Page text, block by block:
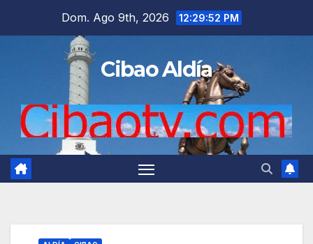
Dom. Ago 9th, 2026 12:29:54 PM
Cibao Aldía